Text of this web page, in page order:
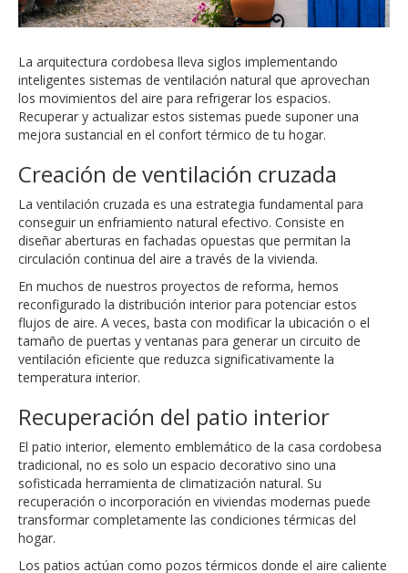
La arquitectura cordobesa lleva siglos implementando
inteligentes sistemas de ventilación natural que aprovechan
los movimientos del aire para refrigerar los espacios.
Recuperar y actualizar estos sistemas puede suponer una
mejora sustancial en el confort térmico de tu hogar.
Creación de ventilación cruzada
La ventilación cruzada es una estrategia fundamental para
conseguir un enfriamiento natural efectivo. Consiste en
diseñar aberturas en fachadas opuestas que permitan la
circulación continua del aire a través de la vivienda.
En muchos de nuestros proyectos de reforma, hemos
reconfigurado la distribución interior para potenciar estos
flujos de aire. A veces, basta con modificar la ubicación o el
tamaño de puertas y ventanas para generar un circuito de
ventilación eficiente que reduzca significativamente la
temperatura interior.
Recuperación del patio interior
El patio interior, elemento emblemático de la casa cordobesa
tradicional, no es solo un espacio decorativo sino una
sofisticada herramienta de climatización natural. Su
recuperación o incorporación en viviendas modernas puede
transformar completamente las condiciones térmicas del
hogar.
Los patios actúan como pozos térmicos donde el aire caliente